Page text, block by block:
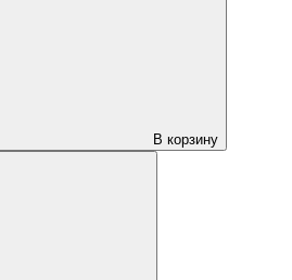
В корзину